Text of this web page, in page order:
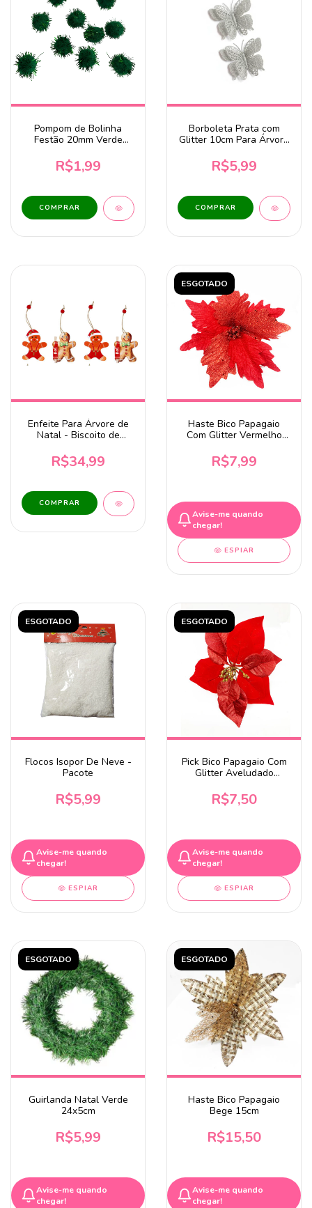
Pompom de Bolinha
Festão 20mm Verde
R$1,99
Borboleta Prata com
Glitter 10cm Para Árvore
R$5,99
Enfeite Para Árvore de
Natal - Biscoito de
unidades
R$34,99
ESGOTADO
Haste Bico Papagaio
Com Glitter Vermelho
R$7,99
Avise-me quando
chegar!
ESPIAR
ESGOTADO
Flocos Isopor De Neve -
Pacote
R$5,99
Avise-me quando
chegar!
ESPIAR
ESGOTADO
Pick Bico Papagaio Com
Glitter Aveludado
R$7,50
Avise-me quando
chegar!
ESPIAR
ESGOTADO
Guirlanda Natal Verde
24x5cm
R$5,99
Avise-me quando
chegar!
ESGOTADO
Haste Bico Papagaio
Bege 15cm
R$15,50
Avise-me quando
chegar!